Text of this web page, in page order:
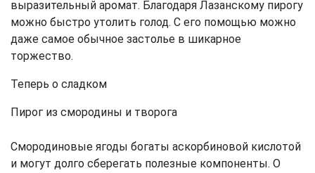
выразительный аромат. Благодаря Лазанскому пирогу
можно быстро утолить голод. С его помощью можно
даже самое обычное застолье в шикарное
торжество.
Теперь о сладком
Пирог из смородины и творога
Смородиновые ягоды богаты аскорбиновой кислотой
и могут долго сберегать полезные компоненты. О